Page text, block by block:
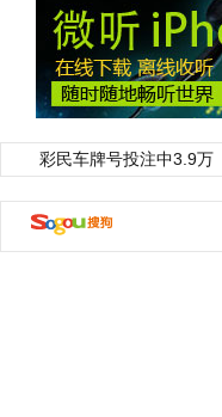
彩民车牌号投注中3.9万